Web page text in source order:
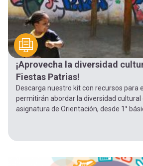
¡Aprovecha la diversidad
Fiestas Patrias!
Descarga nuestro kit con recursos para
permitirán abordar la diversidad cultural
asignatura de Orientación, desde 1°